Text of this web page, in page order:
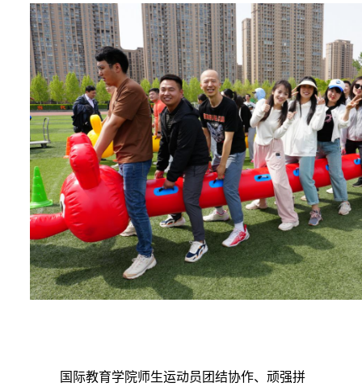
国际教育学院师生运动员团结协作、顽强拼